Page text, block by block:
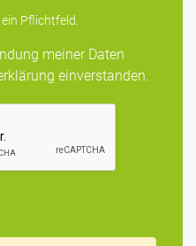
Pflichtfeld.
meiner Daten
einverstanden.